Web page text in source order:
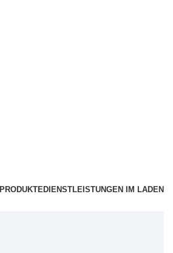
PRODUKTEDIENSTLEISTUNGEN IM LADEN